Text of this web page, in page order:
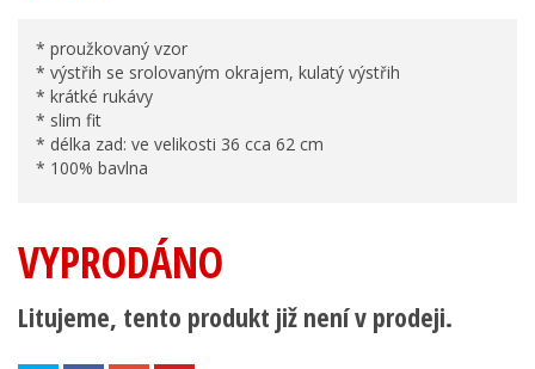
* proužkovaný vzor
* výstřih se srolovaným okrajem, kulatý výstřih
* krátké rukávy
* slim fit
* délka zad: ve velikosti 36 cca 62 cm
* 100% bavlna
VYPRODÁNO
Litujeme, tento produkt již není v prodeji.